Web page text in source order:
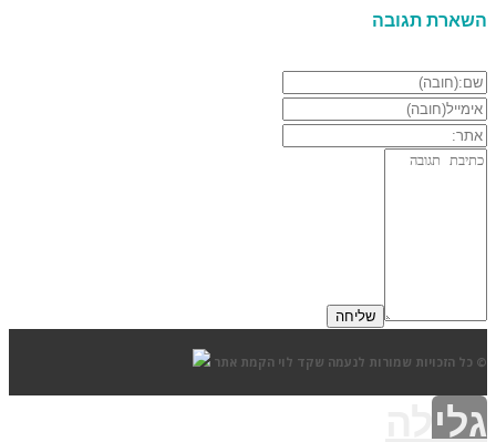
השארת תגובה
© כל הזכויות שמורות לנעמה שקד לוי הקמת אתר
גלילה